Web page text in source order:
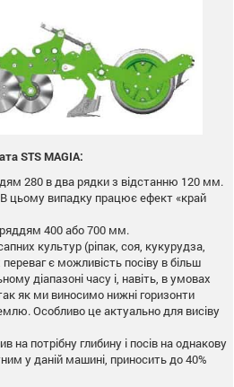
STS MAGIA:
280 в два рядки з відстанню 120 мм.
цьому випадку працює ефект «край
400 або 700 мм.
культур (ріпак, соя, кукурудза,
є можливість посіву в більш
діапазоні часу і, навіть, в умовах
як ми виносимо нижні горизонти
Особливо це актуально для висіву
на потрібну глибину і посів на однакову
у даній машині, приносить до 40%